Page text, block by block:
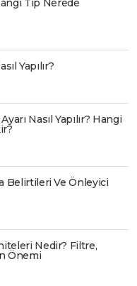
Tip Nerede
Yapılır?
Nasıl Yapılır? Hangi
Belirtileri Ve Önleyici
Nedir? Filtre,
Önemi